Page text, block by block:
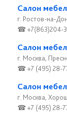
Салон
г. Ростов-на-
☎ +7(863)204-
Салон
г. Москва,
☎ +7 (495) 28-
Салон
г. Москва,
☎ +7 (495) 28-